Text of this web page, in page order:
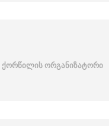
ქორწილის ორგანიზატორი